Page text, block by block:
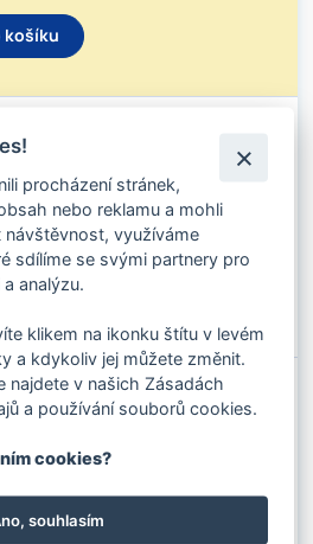
košíku
09000801
košíku
200 16X48 MM
09000851
procházení stránek,
nebo reklamu a mohli
návštěvnost, využíváme
sdílíme se svými partnery pro
analýzu.
klikem na ikonku štítu v levém
a kdykoliv jej můžete změnit.
najdete v našich Zásadách
a používání souborů cookies.
cookies?
souhlasím